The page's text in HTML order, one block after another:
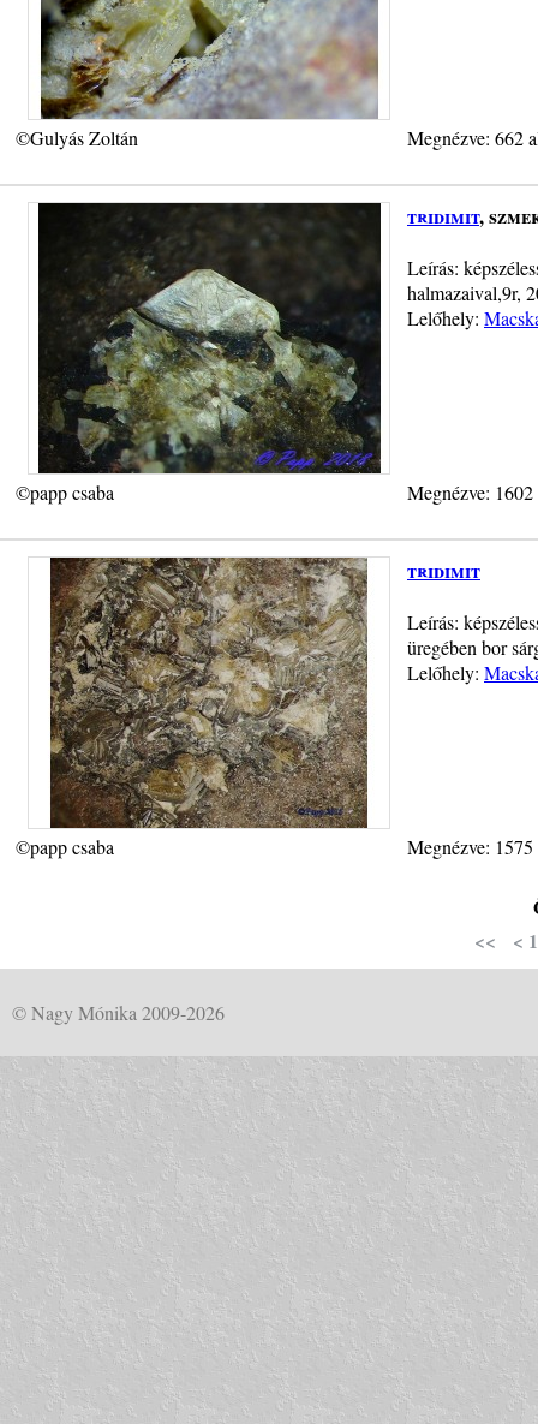
©Gulyás Zoltán Megnézve: 662
tridimit,
Leírás:
halmazaival,9r,
Lelőhely:
©papp csaba Megnézve:
tridimit
Leírás:
üregében bor
Lelőhely:
©papp csaba Megnézve:
<<
< 1
© Nagy Mónika 2009-2026